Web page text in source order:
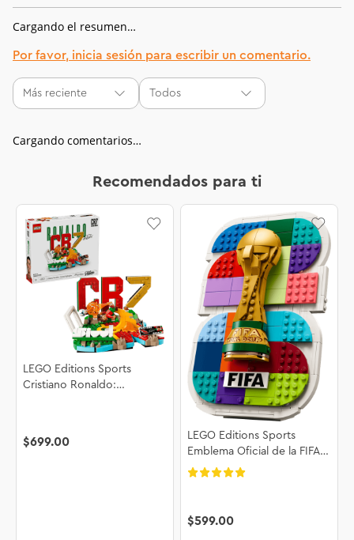
Cargando el resumen…
Por favor, inicia sesión para escribir un comentario.
Más reciente Todos
Cargando comentarios…
Recomendados para ti
LEGO Editions Sports
Cristiano Ronaldo:
$699.00
LEGO Editions Sports
Emblema Oficial de la FIFA
World Cup 2026™ 43032
$599.00